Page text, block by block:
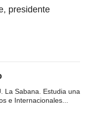
presidente
La Sabana. Estudia una
e Internacionales